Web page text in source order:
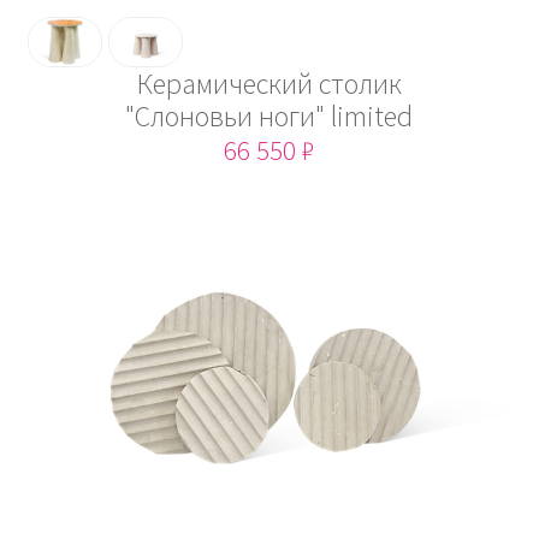
Керамический столик
"Слоновьи ноги" limited
66 550 ₽